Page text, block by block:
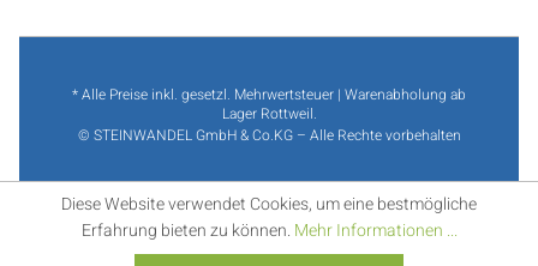
* Alle Preise inkl. gesetzl. Mehrwertsteuer | Warenabholung ab
Lager Rottweil.
© STEINWANDEL GmbH & Co.KG – Alle Rechte vorbehalten
Diese Website verwendet Cookies, um eine bestmögliche
Erfahrung bieten zu können. Mehr Informationen ...